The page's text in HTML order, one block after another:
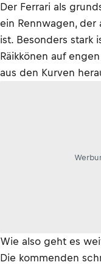
Der Ferrari als
ein Rennwagen, der
ist. Besonders stark
Räikkönen auf
aus den Kurven
Wie also geht es
Die kommenden